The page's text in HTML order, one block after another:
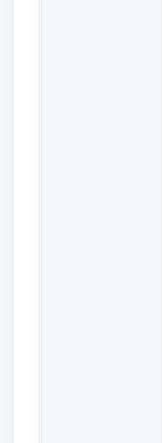
Becker, G.
Carranza
evidencia a
https://
Carrillo
https://
Choe, J.
Studies,
Conley, J.
Díaz